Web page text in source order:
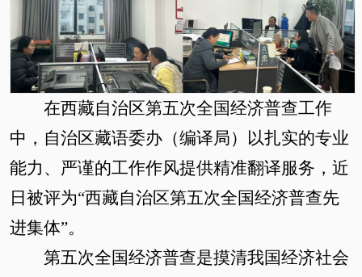
在西藏自治区第五次全国经济普查工作
中，自治区藏语委办（编译局）以扎实的专业
能力、严谨的工作作风提供精准翻译服务，近
日被评为“西藏自治区第五次全国经济普查先
进集体”。
第五次全国经济普查是摸清我国经济社会